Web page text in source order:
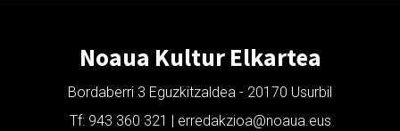
Noaua Kultur Elkartea
Bordaberri 3 Eguzkitzaldea - 20170 Usurbil
Tf: 943 360 321 | erredakzioa@noaua.eus